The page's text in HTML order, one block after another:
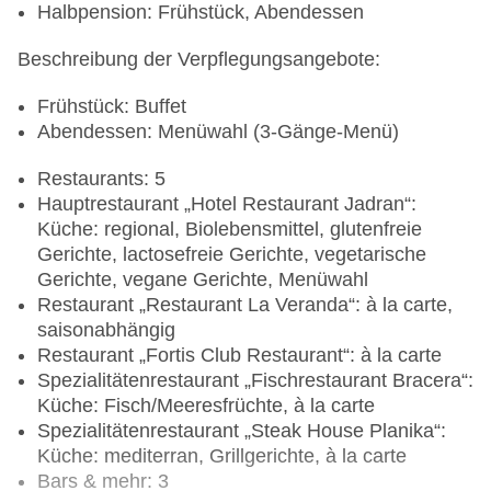
Halbpension: Frühstück, Abendessen
Beschreibung der Verpflegungsangebote:
Frühstück: Buffet
Abendessen: Menüwahl (3-Gänge-Menü)
Restaurants: 5
Hauptrestaurant „Hotel Restaurant Jadran“:
Küche: regional, Biolebensmittel, glutenfreie
Gerichte, lactosefreie Gerichte, vegetarische
Gerichte, vegane Gerichte, Menüwahl
Restaurant „Restaurant La Veranda“: à la carte,
saisonabhängig
Restaurant „Fortis Club Restaurant“: à la carte
Spezialitätenrestaurant „Fischrestaurant Bracera“:
Küche: Fisch/Meeresfrüchte, à la carte
Spezialitätenrestaurant „Steak House Planika“:
Küche: mediterran, Grillgerichte, à la carte
Bars & mehr: 3